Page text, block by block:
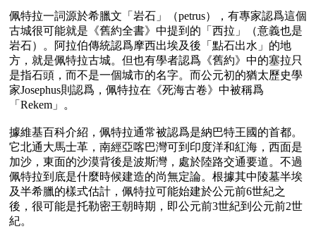
佩特拉一詞源於希臘文「岩石」（petrus），有專家認爲這個
古城很可能就是《舊約全書》中提到的「西拉」（意義也是
岩石）。阿拉伯傳統認爲摩西出埃及後「點石出水」的地
方，就是佩特拉古城。但也有學者認爲《舊約》中的塞拉只
是指石頭，而不是一個城市的名字。而公元初的猶太歷史學
家Josephus則認爲，佩特拉在《死海古卷》中被稱爲
「Rekem」。
據維基百科介紹，佩特拉通常被認爲是納巴特王國的首都。
它北通大馬士革，南經亞喀巴灣可到印度洋和紅海，西面是
加沙，東面的沙漠背後是波斯灣，處於陸路交通要道。不過
佩特拉到底是什麼時候建造的尚無定論。根據其中陵墓半埃
及半希臘的樣式估計，佩特拉可能始建於公元前6世紀之
後，很可能是托勒密王朝時期，即公元前3世紀到公元前2世
紀。